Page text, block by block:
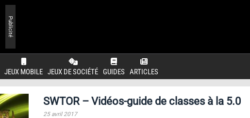
JEUX MOBILE JEUX DE SOCIÉTÉ GUIDES ARTICLES
Publicité
SWTOR – Vidéos-guide de classes à la 5.0
25 avril 2017